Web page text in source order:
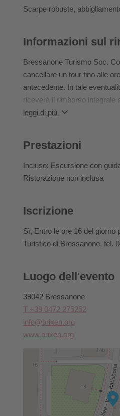
6,00; ingresso gratuito per
Scarpe robuste,
Informazioni sul
Bressanone Turismo Soc.
cancellare un tour fino alle
antecedente. In tale
riceverà il rimborso integrale
partecipante a ritirare la sua
In caso di mancata
prenotata, il/la partecipante
un’altra offerta né riceverà il
Qualora l’evento venisse
direttamente Bressanone
leggi di più
Prestazioni
Incluso: Escursione con
Ristorazione non inclusa
Iscrizione
Sì, Entro le ore 16 del giorno
Turistico di Bressanone, tel.
Luogo dell'evento
39042 Bressanone
T +39 0472 275252
info@brixen.org
www.brixen.org